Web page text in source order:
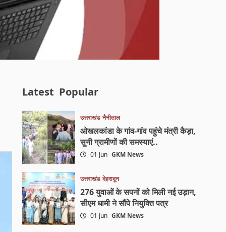
Latest Popular
उत्तराखंड नैनीताल
ओखलकांडा के गांव-गांव पहुंचे मंत्री कैड़ा,
सुनी ग्रामीणों की समस्याएं..
01 Jun GKM News
उत्तराखंड देहरादून
276 युवाओं के सपनों को मिली नई उड़ान,
सीएम धामी ने सौंपे नियुक्ति पत्र
01 Jun GKM News